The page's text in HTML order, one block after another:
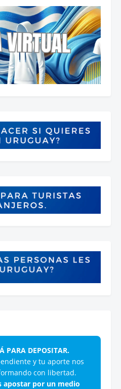
PARA DEPOSITAR.
y tu aporte nos
con libertad.
apostar por un medio